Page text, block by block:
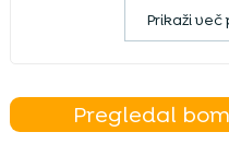
Prikaži več
Pregledal